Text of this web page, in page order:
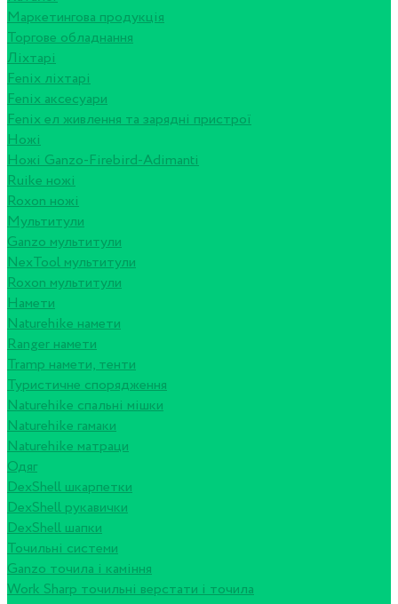
Маркетингова продукція
Торгове обладнання
Ліхтарі
Fenix ліхтарі
Fenix аксесуари
Fenix ел живлення та зарядні пристрої
Ножі
Ножі Ganzo-Firebird-Adimanti
Ruike ножі
Roxon ножi
Мультитули
Ganzo мультитули
NexTool мультитули
Roxon мультитули
Намети
Naturehike намети
Ranger намети
Tramp намети, тенти
Туристичне спорядження
Naturehike спальні мішки
Naturehike гамаки
Naturehike матраци
Одяг
DexShell шкарпетки
DexShell рукавички
DexShell шапки
Точильні системи
Ganzo точила і каміння
Work Sharp точильні верстати і точила